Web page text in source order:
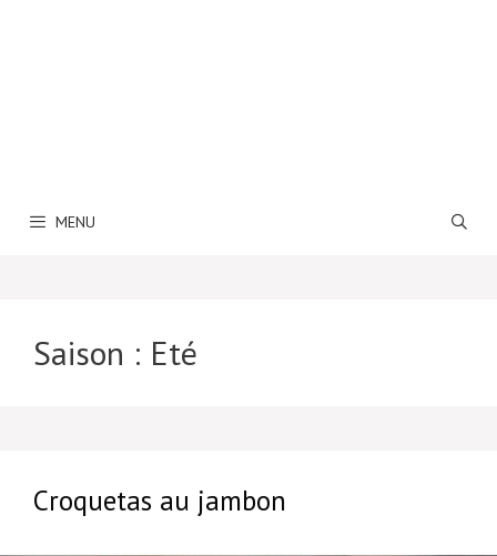
MENU
Saison : Eté
Croquetas au jambon